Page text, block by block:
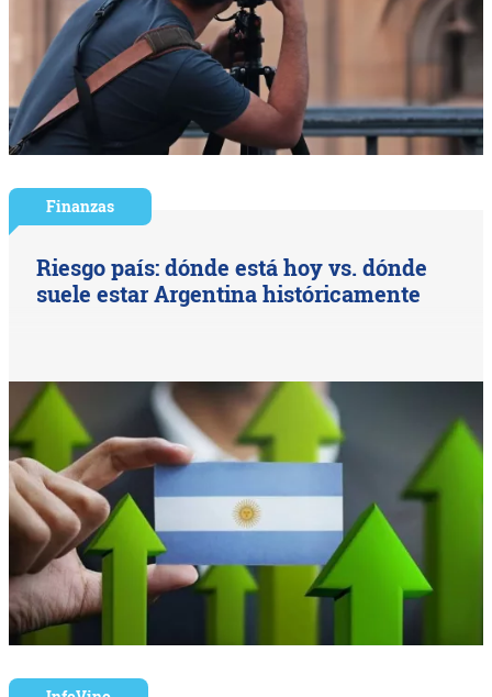
Finanzas
Riesgo país: dónde está hoy vs. dónde
suele estar Argentina históricamente